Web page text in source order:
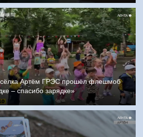
Артём ГРЭС прошёл флешмоб
– спасибо зарядке»